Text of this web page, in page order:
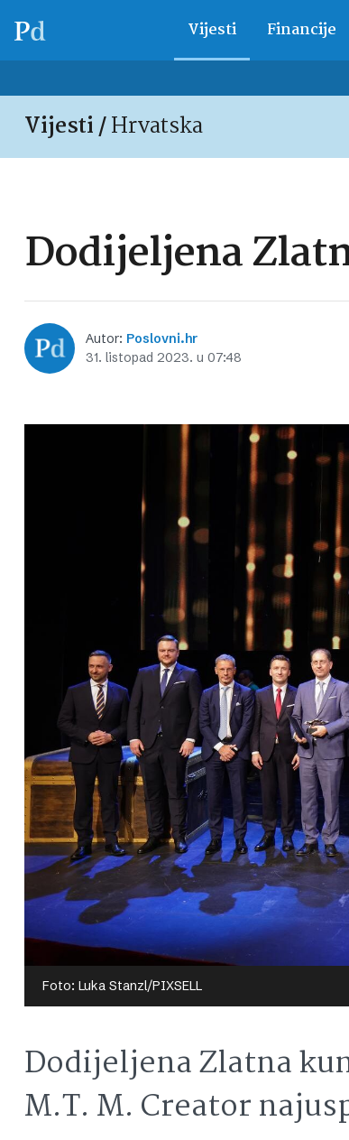
Vijesti Financije
Vijesti /Hrvatska
Dodijeljena
Autor: Poslovni.hr
31. listopad 2023. u 07:48
Foto: Luka Stanzl/PIXSELL
Dodijeljena Zlatna
M.T. M. Creator